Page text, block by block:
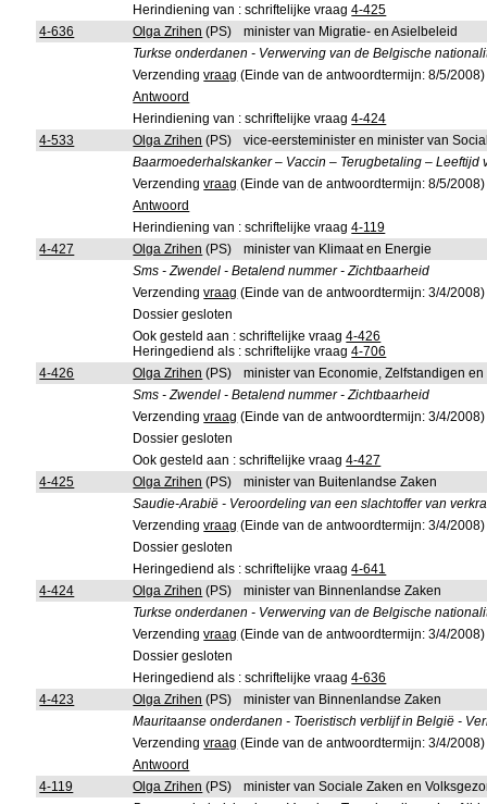
Herindiening van : schriftelijke vraag4-425
4-636
Olga Zrihen (PS)
minister van Migratie- en Asielbeleid
Turkse onderdanen - Verwerving van de Belgische
Verzendingvraag (Einde van de antwoordtermijn: 8/5/2008)
Antwoord
Herindiening van : schriftelijke vraag4-424
4-533
Olga Zrihen (PS)
vice-eersteminister en minister van
Baarmoederhalskanker – Vaccin – Terugbetaling – Leeftijd
Verzendingvraag (Einde van de antwoordtermijn: 8/5/2008)
Antwoord
Herindiening van : schriftelijke vraag4-119
4-427
Olga Zrihen (PS)
minister van Klimaat en Energie
Sms - Zwendel - Betalend nummer - Zichtbaarheid
Verzendingvraag (Einde van de antwoordtermijn: 3/4/2008)
Dossier gesloten
Ook gesteld aan : schriftelijke vraag4-426
Heringediend als : schriftelijke vraag4-706
4-426
Olga Zrihen (PS)
minister van Economie, Zelfstandigen
Sms - Zwendel - Betalend nummer - Zichtbaarheid
Verzendingvraag (Einde van de antwoordtermijn: 3/4/2008)
Dossier gesloten
Ook gesteld aan : schriftelijke vraag4-427
4-425
Olga Zrihen (PS)
minister van Buitenlandse Zaken
Saudie-Arabië - Veroordeling van een slachtoffer van
Verzendingvraag (Einde van de antwoordtermijn: 3/4/2008)
Dossier gesloten
Heringediend als : schriftelijke vraag4-641
4-424
Olga Zrihen (PS)
minister van Binnenlandse Zaken
Turkse onderdanen - Verwerving van de Belgische
Verzendingvraag (Einde van de antwoordtermijn: 3/4/2008)
Dossier gesloten
Heringediend als : schriftelijke vraag4-636
4-423
Olga Zrihen (PS)
minister van Binnenlandse Zaken
Mauritaanse onderdanen - Toeristisch verblijf in België -
Verzendingvraag (Einde van de antwoordtermijn: 3/4/2008)
Antwoord
4-119
Olga Zrihen (PS)
minister van Sociale Zaken en